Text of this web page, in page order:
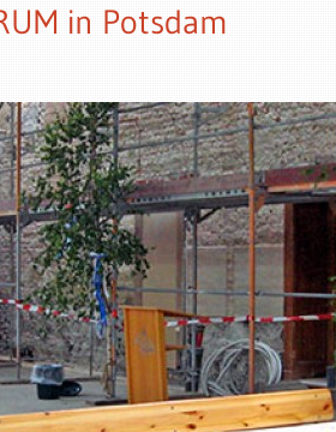
in Potsdam